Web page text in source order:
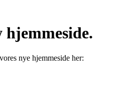
nye hjemmeside her: